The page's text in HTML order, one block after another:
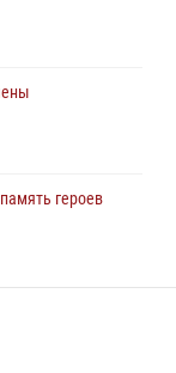
героев
- Белгород»